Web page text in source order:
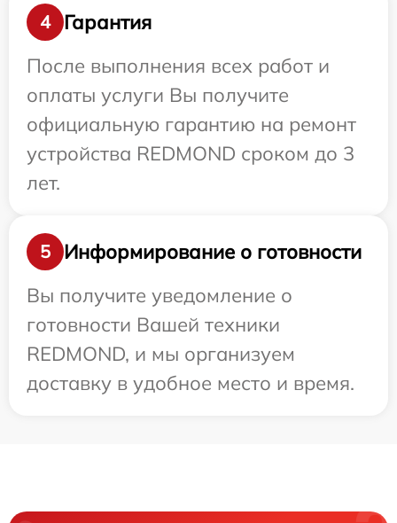
4
Гарантия
После выполнения всех работ и
оплаты услуги Вы получите
официальную гарантию на ремонт
устройства REDMOND сроком до 3
лет.
5
Информирование о готовности
Вы получите уведомление о
готовности Вашей техники
REDMOND, и мы организуем
доставку в удобное место и время.